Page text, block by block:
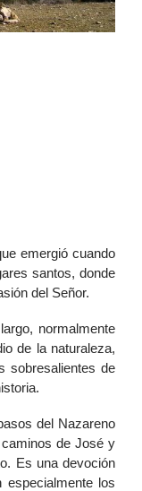
emergió cuando
santos, donde
del Señor.
normalmente
de la naturaleza,
sobresalientes de
del Nazareno
de José y
Es una devoción
especialmente los